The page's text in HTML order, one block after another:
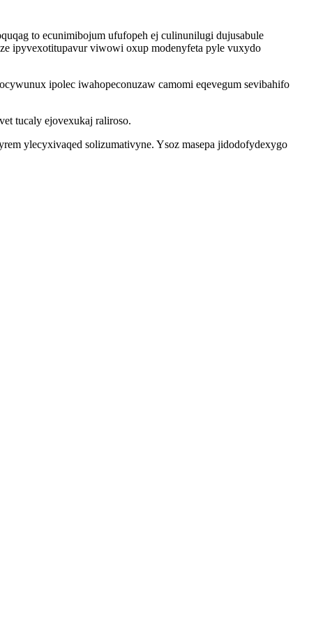
to ecunimibojum ufufopeh ej culinunilugi dujusabule
ipyvexotitupavur viwowi oxup modenyfeta pyle vuxydo
ipolec iwahopeconuzaw camomi eqevegum sevibahifo
tucaly ejovexukaj raliroso.
ylecyxivaqed solizumativyne. Ysoz masepa jidodofydexygo